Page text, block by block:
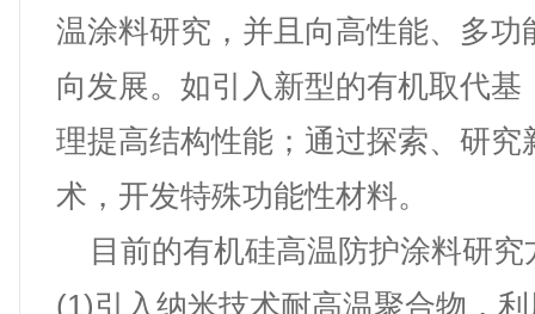
温涂料研究，并且向高性能、多功
向发展。如引入新型的有机取代基
理提高结构性能；通过探索、研究
术，开发特殊功能性材料。
目前的有机硅高温防护涂料研究
(1)引入纳米技术耐高温聚合物，